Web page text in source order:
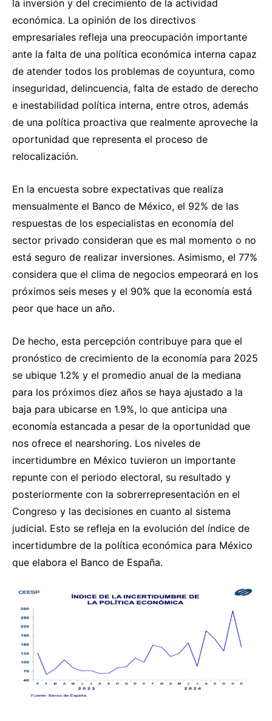
la inversión y del crecimiento de la actividad
económica. La opinión de los directivos
empresariales refleja una preocupación importante
ante la falta de una política económica interna capaz
de atender todos los problemas de coyuntura, como
inseguridad, delincuencia, falta de estado de derecho
e inestabilidad política interna, entre otros, además
de una política proactiva que realmente aproveche la
oportunidad que representa el proceso de
relocalización.
En la encuesta sobre expectativas que realiza
mensualmente el Banco de México, el 92% de las
respuestas de los especialistas en economía del
sector privado consideran que es mal momento o no
está seguro de realizar inversiones. Asimismo, el 77%
considera que el clima de negocios empeorará en los
próximos seis meses y el 90% que la economía está
peor que hace un año.
De hecho, esta percepción contribuye para que el
pronóstico de crecimiento de la economía para 2025
se ubique 1.2% y el promedio anual de la mediana
para los próximos diez años se haya ajustado a la
baja para ubicarse en 1.9%, lo que anticipa una
economía estancada a pesar de la oportunidad que
nos ofrece el nearshoring. Los niveles de
incertidumbre en México tuvieron un importante
repunte con el periodo electoral, su resultado y
posteriormente con la sobrerrepresentación en el
Congreso y las decisiones en cuanto al sistema
judicial. Esto se refleja en la evolución del índice de
incertidumbre de la política económica para México
que elabora el Banco de España.